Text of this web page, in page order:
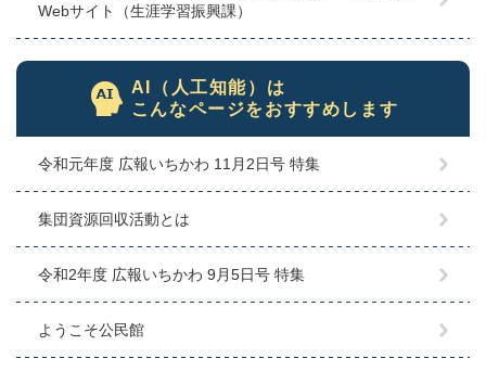
Webサイト（生涯学習振興課）
AI（人工知能）は
こんなページをおすすめします
令和元年度 広報いちかわ 11月2日号 特集
集団資源回収活動とは
令和2年度 広報いちかわ 9月5日号 特集
ようこそ公民館